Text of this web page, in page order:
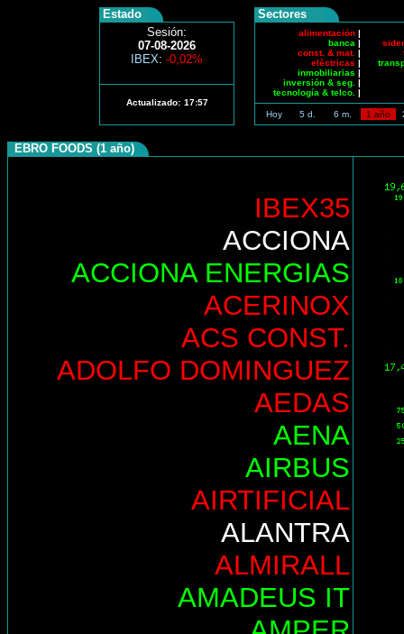
Estado
Sesión:
07-08-2026
IBEX: -0,02%
Actualizado: 17:57
Sectores
alimentación |
banca |
const. & mat. |
eléctricas |
inmobiliarias |
inversión & seg. |
tecnología & telco. |
Hoy 5 d. 6 m. 1 año
EBRO FOODS (1 año)
IBEX35
ACCIONA
ACCIONA ENERGIAS
ACERINOX
ACS CONST.
ADOLFO DOMINGUEZ
AEDAS
AENA
AIRBUS
AIRTIFICIAL
ALANTRA
ALMIRALL
AMADEUS IT